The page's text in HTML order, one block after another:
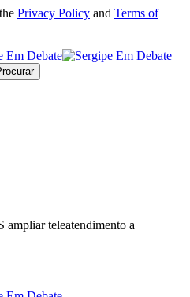
Privacy Policy and Terms of
ampliar teleatendimento a